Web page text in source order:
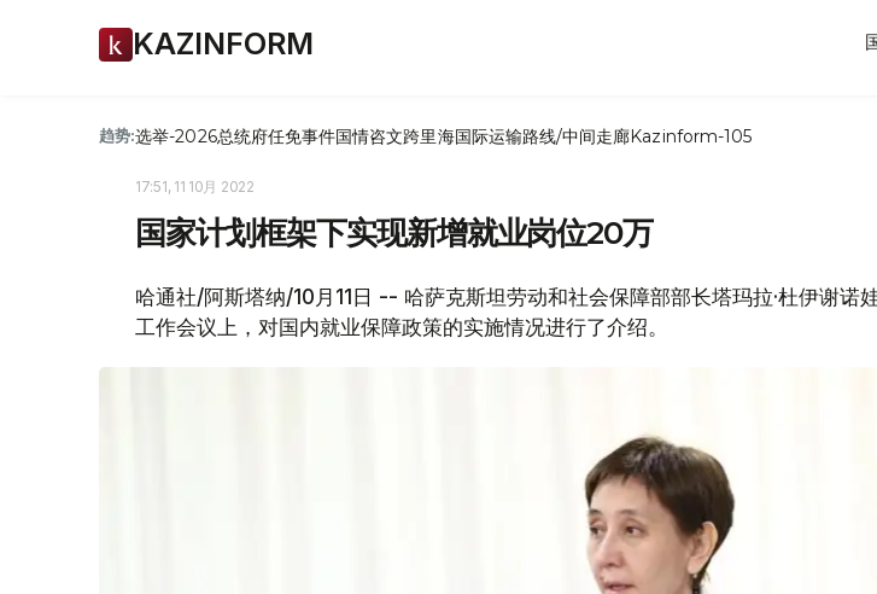
KAZINFORM
趋势:选举-2026总统府任免事件国情咨文跨里海国际运输路线/中间走廊Kazinform-105
17:51, 11 10月 2022
国家计划框架下实现新增就业岗位20万
哈通社/阿斯塔纳/10月11日 -- 哈萨克斯坦劳动和社会保障部部长塔玛拉·杜伊谢诺
工作会议上，对国内就业保障政策的实施情况进行了介绍。